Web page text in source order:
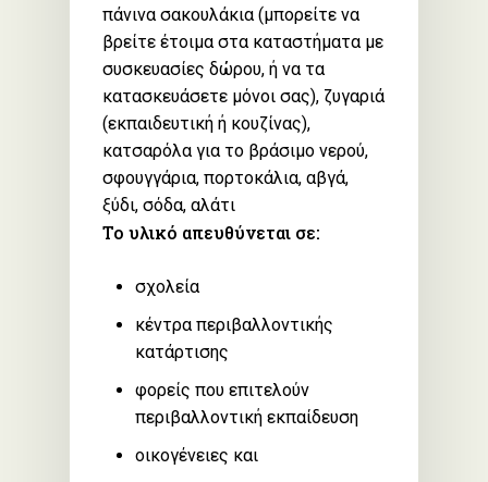
πάνινα σακουλάκια (μπορείτε να
βρείτε έτοιμα στα καταστήματα με
συσκευασίες δώρου, ή να τα
κατασκευάσετε μόνοι σας), ζυγαριά
(εκπαιδευτική ή κουζίνας),
κατσαρόλα για το βράσιμο νερού,
σφουγγάρια, πορτοκάλια, αβγά,
ξύδι, σόδα, αλάτι
Το υλικό απευθύνεται σε:
σχολεία
κέντρα περιβαλλοντικής
κατάρτισης
φορείς που επιτελούν
περιβαλλοντική εκπαίδευση
οικογένειες και